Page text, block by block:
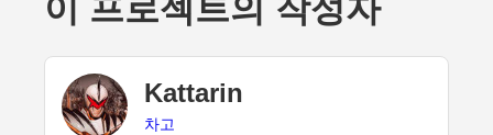
이 프로젝트의 작성자
Kattarin
차고